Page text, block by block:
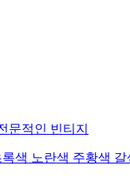
문적인 빈티지
색 노란색 주황색